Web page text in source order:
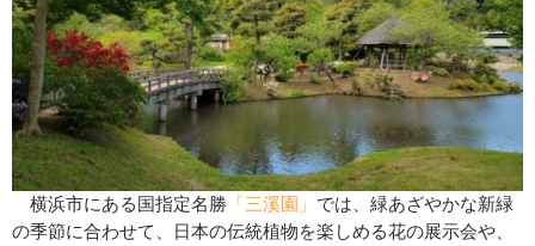
横浜市にある国指定名勝 「三溪園」 では、緑あざやかな新緑
の季節に合わせて、日本の伝統植物を楽しめる花の展示会や、